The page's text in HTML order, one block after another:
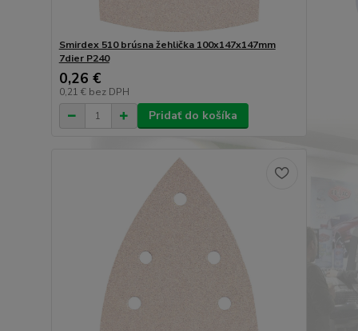
Smirdex 510 brúsna žehlička 100x147x147mm
7dier P240
0,26 €
0,21 € bez DPH
Pridať do košíka